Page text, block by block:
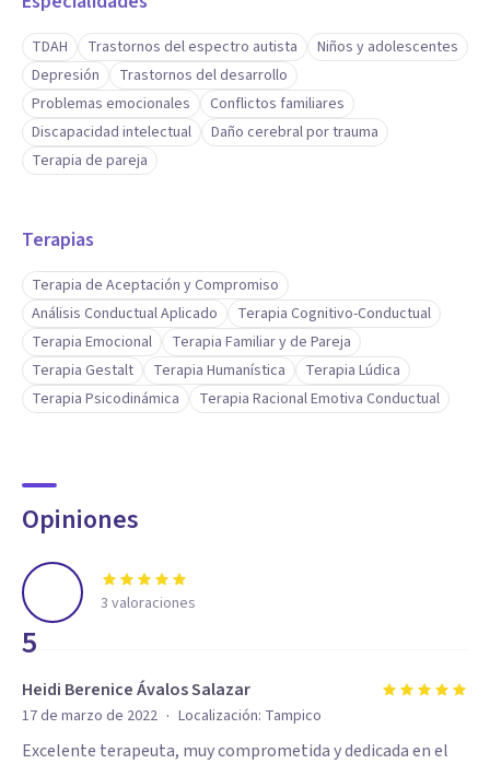
TDAH Trastornos del espectro autista
Niños y adolescentes
Depresión
Trastornos del desarrollo
Problemas emocionales
Conflictos familiares
Discapacidad intelectual
Daño cerebral por trauma
Terapia de pareja
Terapias
Terapia de Aceptación y Compromiso
Análisis Conductual Aplicado
Terapia Cognitivo-Conductual
Terapia Emocional
Terapia Familiar y de Pareja
Terapia Gestalt
Terapia Humanística
Terapia Lúdica
Terapia Psicodinámica
Terapia Racional Emotiva Conductual
Opiniones
5
3 valoraciones
Heidi Berenice Ávalos Salazar
17 de marzo de 2022 · Localización: Tampico
Excelente terapeuta, muy comprometida y dedicada en el